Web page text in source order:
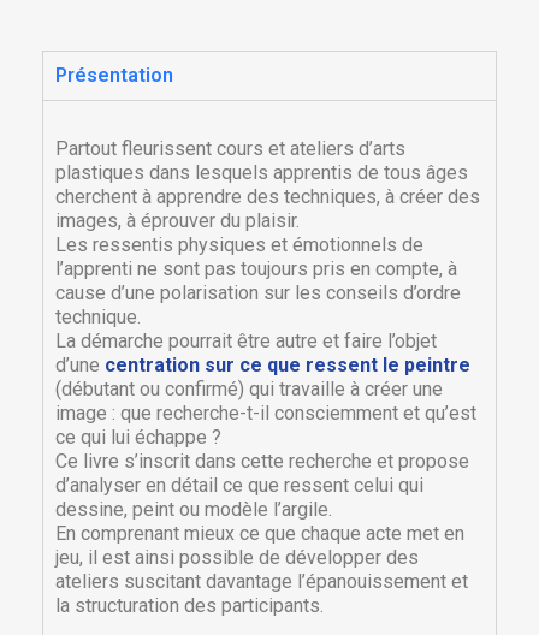
Présentation
Partout fleurissent cours et ateliers d’arts
plastiques dans lesquels apprentis de tous âges
cherchent à apprendre des techniques, à créer des
images, à éprouver du plaisir.
Les ressentis physiques et émotionnels de
l’apprenti ne sont pas toujours pris en compte, à
cause d’une polarisation sur les conseils d’ordre
technique.
La démarche pourrait être autre et faire l’objet
d’une centration sur ce que ressent le peintre
(débutant ou confirmé) qui travaille à créer une
image : que recherche-t-il consciemment et qu’est
ce qui lui échappe ?
Ce livre s’inscrit dans cette recherche et propose
d’analyser en détail ce que ressent celui qui
dessine, peint ou modèle l’argile.
En comprenant mieux ce que chaque acte met en
jeu, il est ainsi possible de développer des
ateliers suscitant davantage l’épanouissement et
la structuration des participants.